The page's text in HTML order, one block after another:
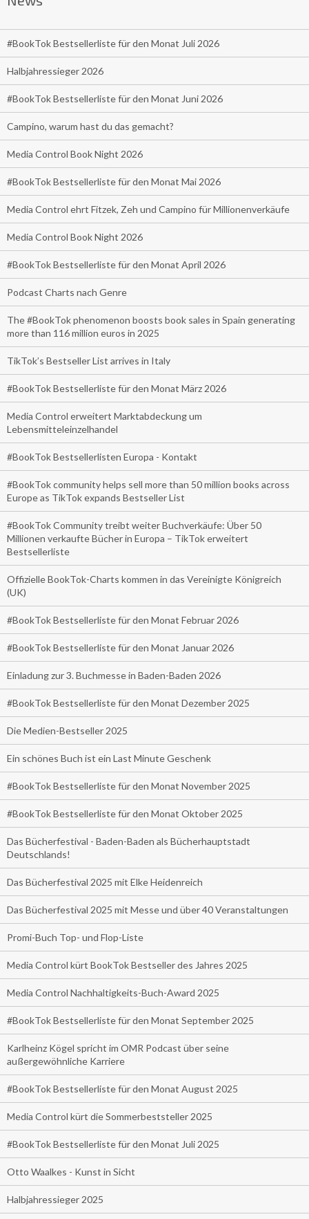
#BookTok Bestsellerliste für den Monat Juli 2026
Halbjahressieger 2026
#BookTok Bestsellerliste für den Monat Juni 2026
Campino, warum hast du das gemacht?
Media Control Book Night 2026
#BookTok Bestsellerliste für den Monat Mai 2026
Media Control ehrt Fitzek, Zeh und Campino für Millionenverkäufe
Media Control Book Night 2026
#BookTok Bestsellerliste für den Monat April 2026
Podcast Charts nach Genre
The #BookTok phenomenon boosts book sales in Spain generating
more than 116 million euros in 2025
TikTok’s Bestseller List arrives in Italy
#BookTok Bestsellerliste für den Monat März 2026
Media Control erweitert Marktabdeckung um
Lebensmitteleinzelhandel
#BookTok Bestsellerlisten Europa - Kontakt
#BookTok community helps sell more than 50 million books across
Europe as TikTok expands Bestseller List
#BookTok Community treibt weiter Buchverkäufe: Über 50
Millionen verkaufte Bücher in Europa – TikTok erweitert
Bestsellerliste
Offizielle BookTok-Charts kommen in das Vereinigte Königreich
(UK)
#BookTok Bestsellerliste für den Monat Februar 2026
#BookTok Bestsellerliste für den Monat Januar 2026
Einladung zur 3. Buchmesse in Baden-Baden 2026
#BookTok Bestsellerliste für den Monat Dezember 2025
Die Medien-Bestseller 2025
Ein schönes Buch ist ein Last Minute Geschenk
#BookTok Bestsellerliste für den Monat November 2025
#BookTok Bestsellerliste für den Monat Oktober 2025
Das Bücherfestival - Baden-Baden als Bücherhauptstadt
Deutschlands!
Das Bücherfestival 2025 mit Elke Heidenreich
Das Bücherfestival 2025 mit Messe und über 40 Veranstaltungen
Promi-Buch Top- und Flop-Liste
Media Control kürt BookTok Bestseller des Jahres 2025
Media Control Nachhaltigkeits-Buch-Award 2025
#BookTok Bestsellerliste für den Monat September 2025
Karlheinz Kögel spricht im OMR Podcast über seine
außergewöhnliche Karriere
#BookTok Bestsellerliste für den Monat August 2025
Media Control kürt die Sommerbeststeller 2025
#BookTok Bestsellerliste für den Monat Juli 2025
Otto Waalkes - Kunst in Sicht
Halbjahressieger 2025